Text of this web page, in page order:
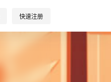
快速注册